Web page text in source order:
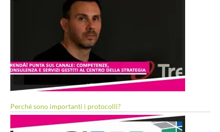
Perché sono importanti i protocolli?